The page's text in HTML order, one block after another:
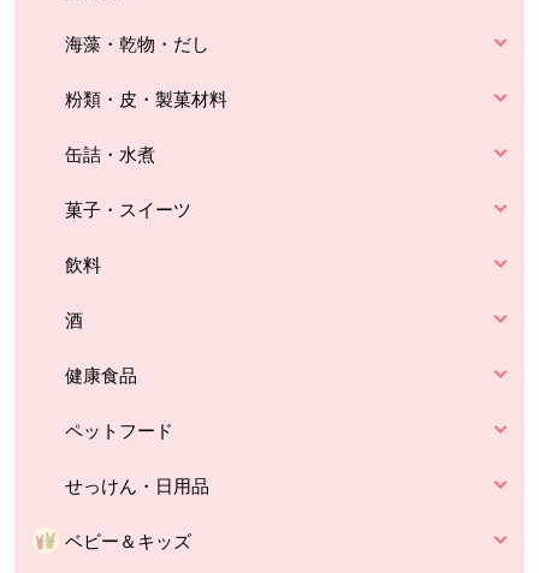
海藻・乾物・だし
粉類・皮・製菓材料
缶詰・水煮
菓子・スイーツ
飲料
酒
健康食品
ペットフード
せっけん・日用品
ベビー＆キッズ